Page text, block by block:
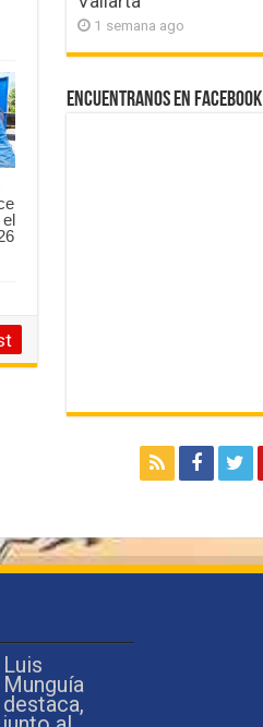
1 semana ago
Encuentranos en Facebook
Luis
Munguía
destaca,